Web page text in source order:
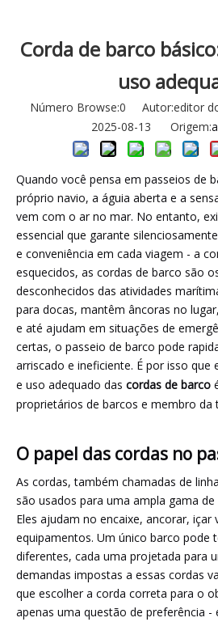
Corda de barco
uso
Número Browse:0 Autor:editor
2025-08-13 Origem:
Quando você pensa em passeios de
próprio navio, a águia aberta e a
vem com o ar no mar. No entanto,
essencial que garante
e conveniência em cada viagem - a
esquecidos, as cordas de barco são
desconhecidos das atividades
para docas, mantêm âncoras no
e até ajudam em situações de
certas, o passeio de barco pode
arriscado e ineficiente. É por isso
e uso adequado das cordas de barco
proprietários de barcos e membro da
O papel das cordas no
As cordas, também chamadas de
são usados ​​para uma ampla gama
Eles ajudam no encaixe, ancorar, içar
equipamentos. Um único barco pode
diferentes, cada uma projetada para
demandas impostas a essas cordas
que escolher a corda correta para o
apenas uma questão de preferência -